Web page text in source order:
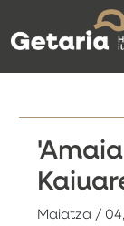
Maiatza / 04,